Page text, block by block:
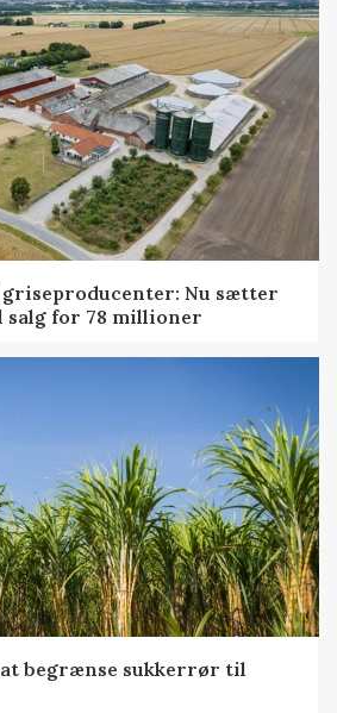
Nu sætter
salg for 78 millioner
begrænse sukkerrør til